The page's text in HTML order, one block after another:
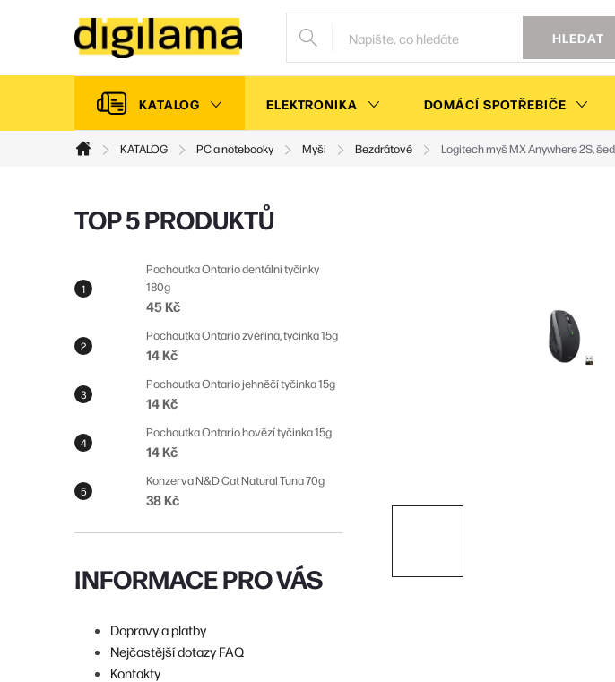
HLEDAT
KATALOG ELEKTRONIKA DOMÁCÍ SPOTŘEBIČE
Domů
KATALOG PC a notebooky Myši Bezdrátové Logitech myš MX Anywhere 2S,
P
s
t
r
a
n
í
p
a
n
e
l
TOP 5 PRODUKTŮ
Pochoutka Ontario dentální tyčinky
180g
45 Kč
Pochoutka Ontario zvěřina, tyčinka 15g
14 Kč
Pochoutka Ontario jehněčí tyčinka 15g
14 Kč
Pochoutka Ontario hovězí tyčinka 15g
14 Kč
Konzerva N&D Cat Natural Tuna 70g
38 Kč
INFORMACE PRO VÁS
Dopravy a platby
Nejčastější dotazy FAQ
Kontakty